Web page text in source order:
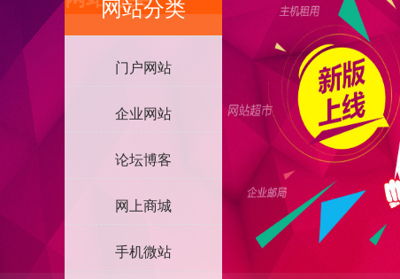
网站分类
门户网站
企业网站
论坛博客
网上商城
手机微站